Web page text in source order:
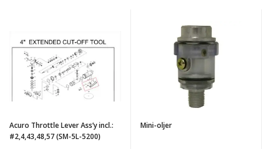
Throttle
Lever
Ass'y
#2,4,43,48,57
5L-
Acuro Throttle Lever Ass’y incl.:
#2,4,43,48,57 (SM-5L-5200)
Mini-oljer